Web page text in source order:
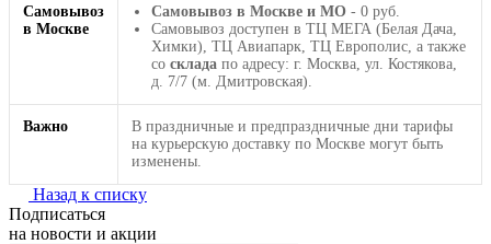
Самовывоз
в Москве
Самовывоз в Москве и МО - 0 руб.
Самовывоз доступен в ТЦ МЕГА (Белая Дача,
Химки), ТЦ Авиапарк, ТЦ Европолис, а также
со склада по адресу: г. Москва, ул. Костякова,
д. 7/7 (м. Дмитровская).
Важно
В праздничные и предпраздничные дни тарифы
на курьерскую доставку по Москве могут быть
изменены.
Назад к списку
Подписаться
на новости и акции